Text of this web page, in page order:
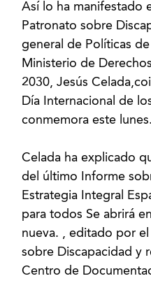
Así lo ha manifestado
Patronato sobre
general de Políticas
Ministerio de
2030, Jesús
Día Internacional de
conmemora este lunes.
Celada ha explicado
del último Informe
Estrategia Integral
para todos Se abrirá
nueva. , editado por el
sobre Discapacidad y
Centro de